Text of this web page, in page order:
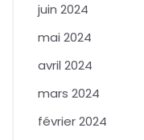
juin 2024
mai 2024
avril 2024
mars 2024
février 2024